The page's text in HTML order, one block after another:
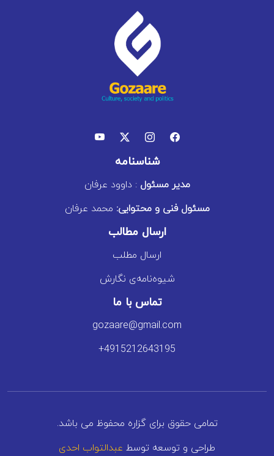
شناسنامه
مدیر مسئول: داوود عرفان
مسئول فنی و محتوایی: محمد عرفان
ارسال مطالب
ارسال مطلب
شیوه‌نامه‌ی نگارش
تماس با ما
gozaare@gmail.com
+4915212643195
تمامی حقوق برای گزاره محفوظ می باشد.
طراحی و توسعه توسط عبدالتواب احدی